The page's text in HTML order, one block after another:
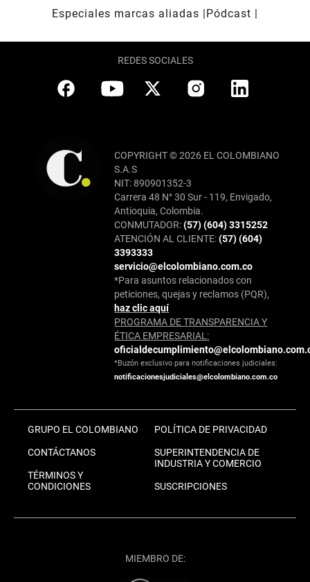
Especiales marcas aliadas
Pódcast
REDES SOCIALES
COPYRIGHT © 2026 EL COLOMBIANO
S.A.S
NIT: 890901352-3
Carrera 48 N° 30 Sur - 119, Envigado,
Antioquia, Colombia.
CONMUTADOR:(57) (604) 3315252
ATENCIÓN AL CLIENTE:(57) (604)
3393333
servicio@elcolombiano.com.co
*Para asuntos relacionados con
peticiones, quejas y reclamos (PQR),
haz clic aquí
PROGRAMA DE TRANSPARENCIA Y
ÉTICA EMPRESARIAL:
*Buzón exclusivo para notificaciones judiciales:
notificacionesjudiciales@elcolombiano.com.co
GRUPO EL COLOMBIANO
CONTÁCTANOS
TÉRMINOS Y
CONDICIONES
POLÍTICA DE PRIVACIDAD
SUPERINTENDENCIA DE
INDUSTRIA Y COMERCIO
SUSCRIPCIONES
MIEMBRO DE: